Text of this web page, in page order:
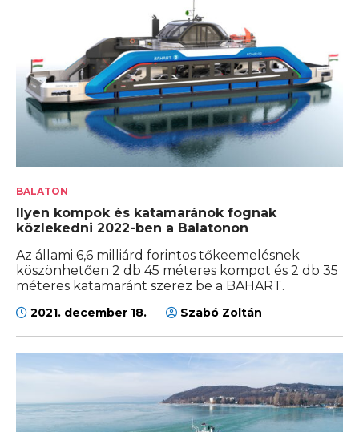
BALATON
Ilyen kompok és katamaránok fognak
közlekedni 2022-ben a Balatonon
Az állami 6,6 milliárd forintos tőkeemelésnek
köszönhetően 2 db 45 méteres kompot és 2 db 35
méteres katamaránt szerez be a BAHART.
2021. december 18. Szabó Zoltán